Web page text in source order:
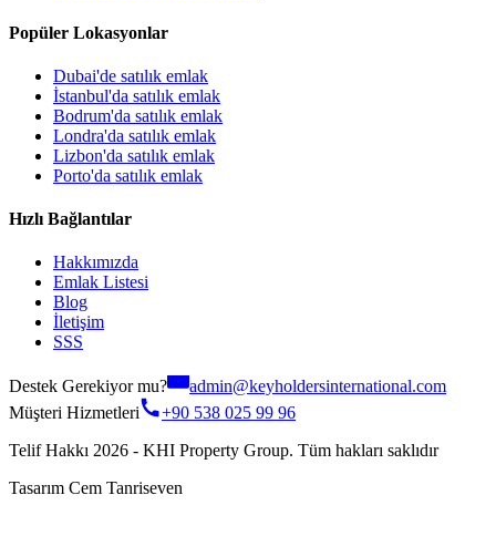
Popüler Lokasyonlar
Dubai'de satılık emlak
İstanbul'da satılık emlak
Bodrum'da satılık emlak
Londra'da satılık emlak
Lizbon'da satılık emlak
Porto'da satılık emlak
Hızlı Bağlantılar
Hakkımızda
Emlak Listesi
Blog
İletişim
SSS
Destek Gerekiyor mu?
admin@keyholdersinternational.com
Müşteri Hizmetleri
+90 538 025 99 96
Telif Hakkı 2026 - KHI Property Group. Tüm hakları saklıdır
Tasarım Cem Tanriseven